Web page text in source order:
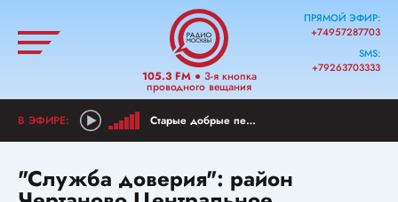
105.3 FM● 3-я кнопка
проводного вещания
ПРЯМОЙ ЭФИР:
+74957287703
SMS:
+79263703333
Старые добрые песни
"Служба доверия": район